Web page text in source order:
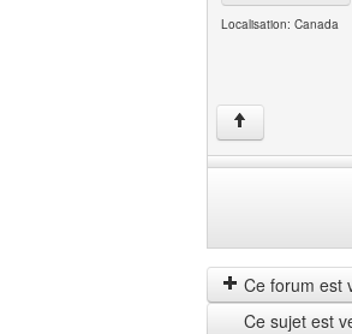
Localisation: Canada
↑
Ce forum est
Ce sujet est